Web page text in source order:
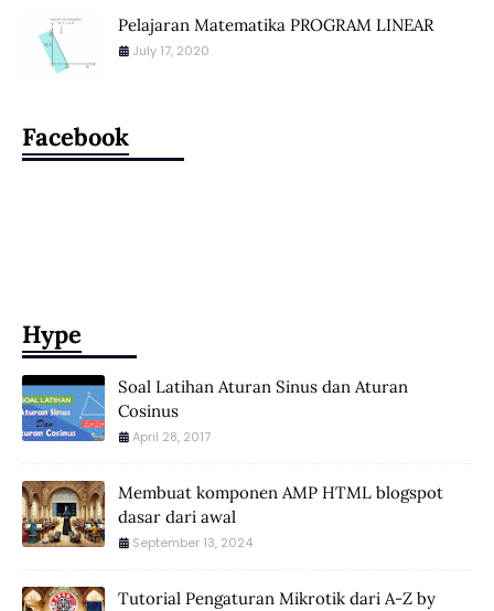
Pelajaran Matematika PROGRAM LINEAR
July 17, 2020
Facebook
Hype
Soal Latihan Aturan Sinus dan Aturan
Cosinus
April 28, 2017
Membuat komponen AMP HTML blogspot
dasar dari awal
September 13, 2024
Tutorial Pengaturan Mikrotik dari A-Z by